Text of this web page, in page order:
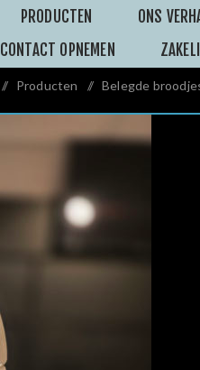
PRODUCTEN ONS
CONTACT OPNEMEN
/ Producten / Belegde